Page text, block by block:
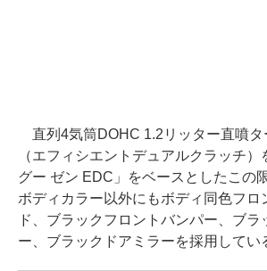
直列4気筒DOHC 1.2リッター直噴タ
（エフィシエントデュアルクラッチ
グー ゼン EDC」をベースとしたこの
ボディカラー以外にもボディ同色フロ
ド、ブラックフロントバンパー、ブラ
ー、ブラックドアミラーを採用してい